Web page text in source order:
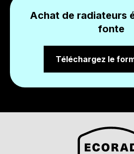
Achat de radiateurs
fonte
Téléchargez le